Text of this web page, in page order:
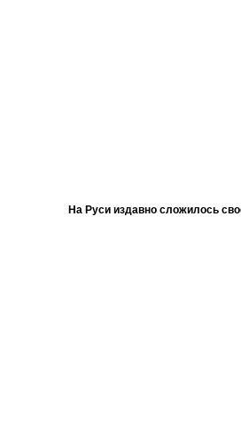
На Руси издавно сложилось